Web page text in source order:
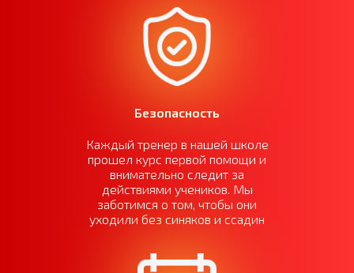
Безопасность
Каждый тренер в нашей школе
прошел курс первой помощи и
внимательно следит за
действиями учеников. Мы
заботимся о том, чтобы они
уходили без синяков и ссадин